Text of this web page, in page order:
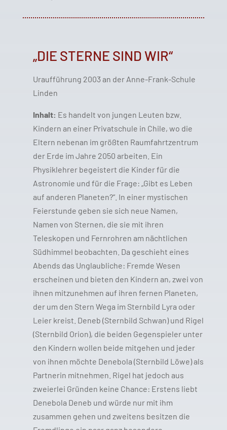
„DIE STERNE SIND WIR“
Uraufführung 2003 an der Anne-Frank-Schule
Linden
Inhalt: Es handelt von jungen Leuten bzw.
Kindern an einer Privatschule in Chile, wo die
Eltern nebenan im größten Raumfahrtzentrum
der Erde im Jahre 2050 arbeiten. Ein
Physiklehrer begeistert die Kinder für die
Astronomie und für die Frage: „Gibt es Leben
auf anderen Planeten?“. In einer mystischen
Feierstunde geben sie sich neue Namen,
Namen von Sternen, die sie mit ihren
Teleskopen und Fernrohren am nächtlichen
Südhimmel beobachten. Da geschieht eines
Abends das Unglaubliche: Fremde Wesen
erscheinen und bieten den Kindern an, zwei von
ihnen mitzunehmen auf ihren fernen Planeten,
der um den Stern Wega im Sternbild Lyra oder
Leier kreist. Deneb (Sternbild Schwan) und Rigel
(Sternbild Orion), die beiden Gegenspieler unter
den Kindern wollen beide mitgehen und jeder
von ihnen möchte Denebola (Sternbild Löwe) als
Partnerin mitnehmen. Rigel hat jedoch aus
zweierlei Gründen keine Chance: Erstens liebt
Denebola Deneb und würde nur mit ihm
zusammen gehen und zweitens besitzen die